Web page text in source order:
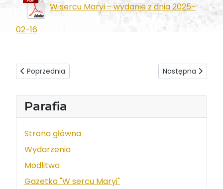
Parafia
Strona główna
Wydarzenia
Modlitwa
Gazetka "W sercu Maryi"
W sercu Maryi - wydanie z dnia 2025-
02-16
Poprzednia strona: W sercu Maryi - wydanie z dnia 2025-
Poprzednia Następna
Następna